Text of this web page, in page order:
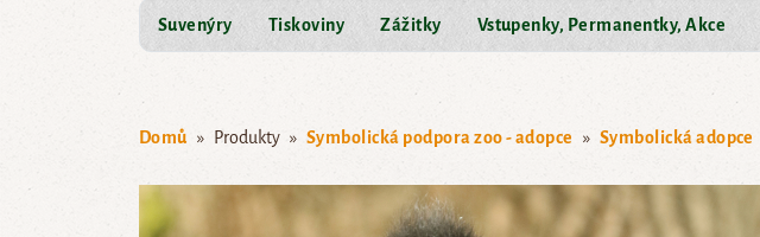
Suvenýry Tiskoviny Zážitky Vstupenky, Permanentky, Akce
Domů Produkty Symbolická podpora zoo - adopce Symbolická adopce